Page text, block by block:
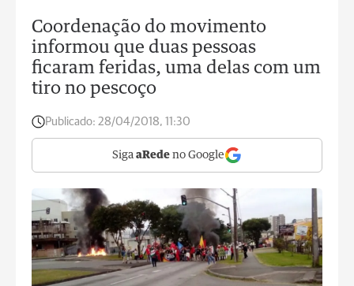
Coordenação do movimento
informou que duas pessoas
ficaram feridas, uma delas com um
tiro no pescoço
Publicado: 28/04/2018, 11:30
Siga aRede no Google